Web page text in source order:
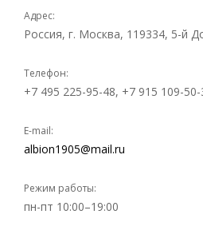
Адрес:
Россия, г. Москва, 119334, 5-й
Телефон:
+7 495 225-95-48, +7 915 109-50-
E-mail:
albion1905@mail.ru
Режим работы:
пн-пт 10:00–19:00